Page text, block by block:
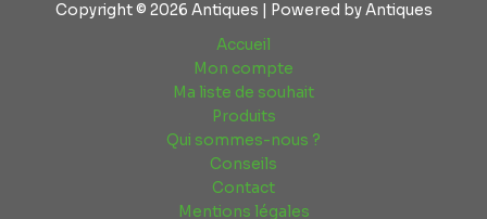
Copyright © 2026 Antiques | Powered by Antiques
Accueil
Mon compte
Ma liste de souhait
Produits
Qui sommes-nous ?
Conseils
Contact
Mentions légales